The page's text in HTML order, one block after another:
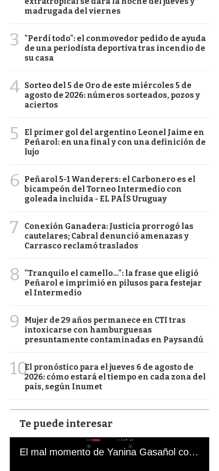
madrugada del viernes
3
"Perdí todo": el conmovedor pedido de ayuda
de una periodista deportiva tras incendio de
su casa
4 Sorteo del 5 de Oro de este miércoles 5 de
agosto de 2026: números sorteados, pozos y
aciertos
5
El primer gol del argentino Leonel Jaime en
Peñarol: en una final y con una definición de
lujo
6
Peñarol 5-1 Wanderers: el Carbonero es el
bicampeón del Torneo Intermedio con
goleada incluida - EL PAÍS Uruguay
7
Conexión Ganadera: Justicia prorrogó las
cautelares; Cabral denunció amenazas y
Carrasco reclamó traslados
8
"Tranquilo el camello...": la frase que eligió
Peñarol e imprimió en pilusos para festejar
el Intermedio
9
Mujer de 29 años permanece en CTI tras
intoxicarse con hamburguesas
presuntamente contaminadas en Paysandú
10El pronóstico para el jueves 6 de agosto de
2026: cómo estará el tiempo en cada zona del
país, según Inumet
Te puede interesar
El mal momento de Yanina Gasañol con un hincha argentino en "Subrayado"